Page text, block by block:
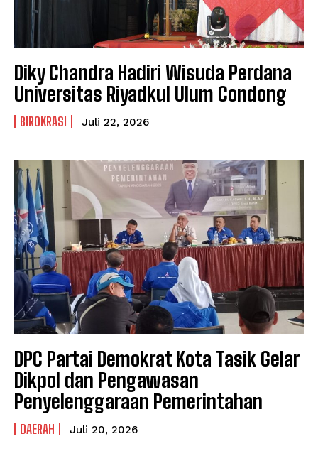
Diky Chandra Hadiri Wisuda Perdana
Universitas Riyadkul Ulum Condong
BIROKRASI Juli 22, 2026
DPC Partai Demokrat Kota Tasik Gelar
Dikpol dan Pengawasan
Penyelenggaraan Pemerintahan
DAERAH Juli 20, 2026